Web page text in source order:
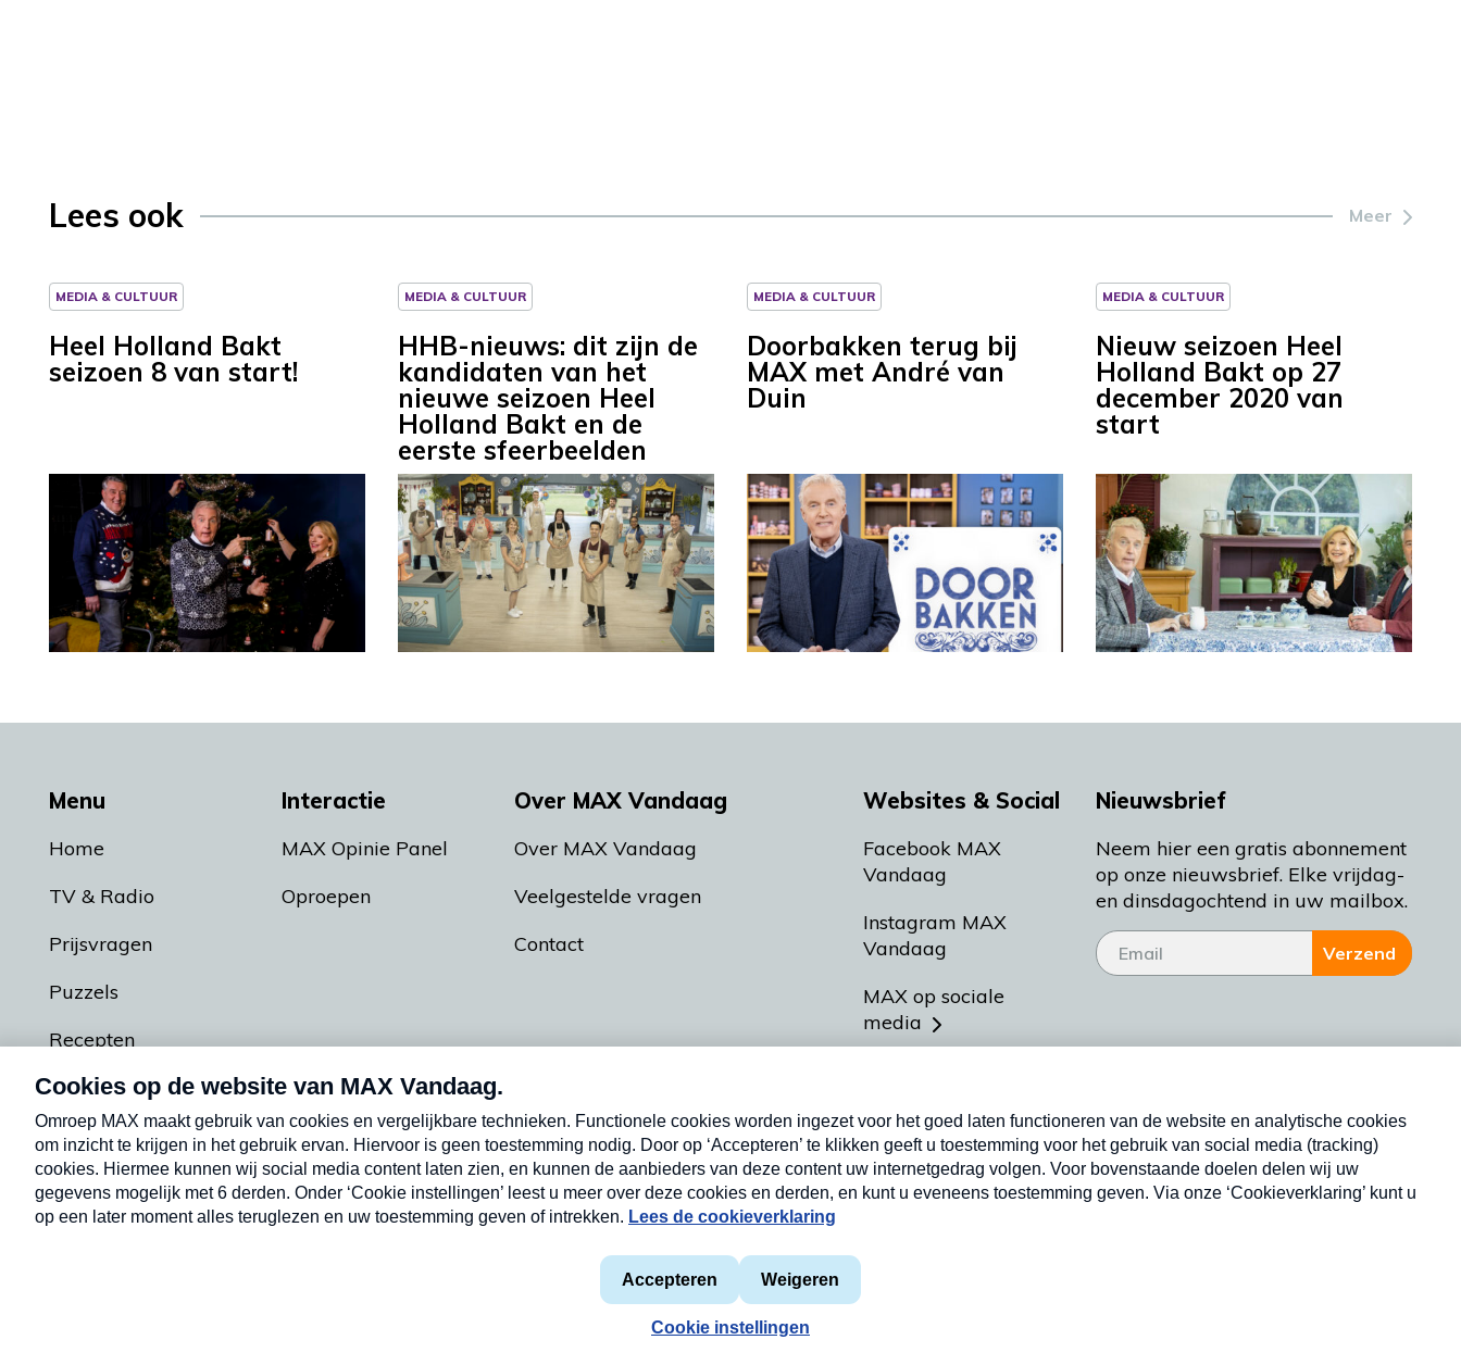
Lees ook Meer
MEDIA & CULTUUR
Heel Holland Bakt
seizoen 8 van start!
MEDIA & CULTUUR
HHB-nieuws: dit zijn de
kandidaten van het
nieuwe seizoen Heel
Holland Bakt en de
eerste sfeerbeelden
MEDIA & CULTUUR
Doorbakken terug bij
MAX met André van
Duin
MEDIA & CULTUUR
Nieuw seizoen Heel
Holland Bakt op 27
december 2020 van
start
Menu
Home
TV & Radio
Prijsvragen
Puzzels
Recepten
Podcasts
Interactie
MAX Opinie Panel
Oproepen
Over MAX Vandaag
Over MAX Vandaag
Veelgestelde vragen
Contact
Websites & Social
Facebook MAX
Vandaag
Instagram MAX
Vandaag
MAX op sociale
media
Meldpunt Actueel
Heel Holland Bakt
Nieuwsbrief
Neem hier een gratis abonnement
op onze nieuwsbrief. Elke vrijdag-
en dinsdagochtend in uw mailbox.
Verzend
Privacyverklaring
Cookieverklaring
Nieuwsbrief
Neem hier een gratis abonnement op onze